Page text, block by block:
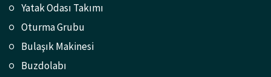
Yatak Odası Takımı
Oturma Grubu
Bulaşık Makinesi
Buzdolabı